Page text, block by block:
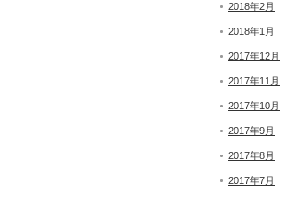
2018年2月
2018年1月
2017年12月
2017年11月
2017年10月
2017年9月
2017年8月
2017年7月